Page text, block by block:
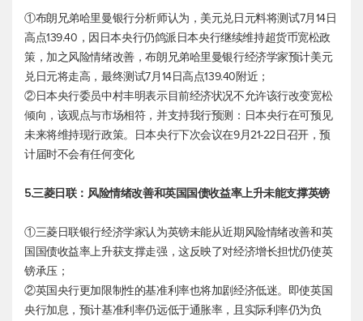
①布朗兄弟哈里曼银行分析师认为， 美元兑日元料将测试7月14日
高点139.40，因日本央行仍鸽派日本央行继续维持超货币宽松政
策，加之风险情绪改善，布朗兄弟哈里曼银行经济学家预计美元
兑日元将走高，最终测试7月14日高点139.40附近；
②日本央行委员中村丰明表示目前经济状况不允许该行改变宽松
倾向，该观点与市场相符，并支持我行预测：日本央行在可预见
未来将维持现行政策。日本央行下次会议在9月21-22日召开，预
计届时不会有任何变化
5.三菱日联：风险情绪改善和英国国债收益率上升未能支撑英镑
①三菱日联银行经济学家认为英镑未能从近期风险情绪改善和英
国国债收益率上升获支撑走强，这反映了对经济增长担忧仍使英
镑承压；
②英国央行更加限制性的基准利率也将加剧经济低迷。即使英国
央行加息，预计基准利率仍远低于通胀率，且实际利率仍为负